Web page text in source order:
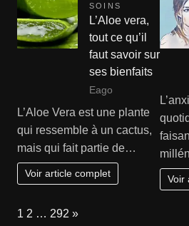
SOINS
L’Aloe vera,
tout ce qu’il
faut savoir sur
ses bienfaits
Eago
L’Aloe Vera est une plante
qui ressemble à un cactus,
mais qui fait partie de…
Voir article complet Voir
Page:
1 2 … 292 Next
»